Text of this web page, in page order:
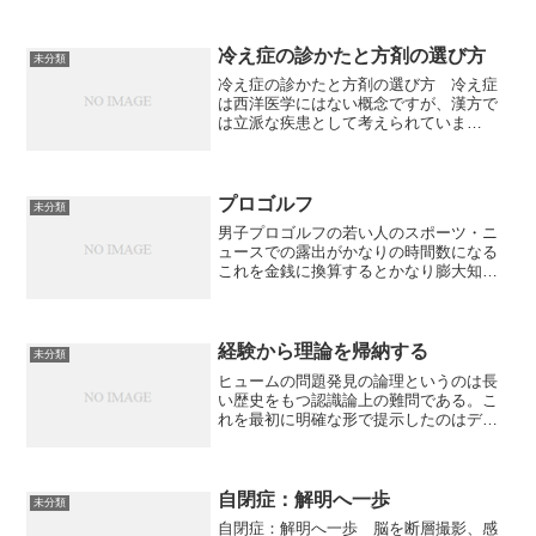
未分類 冷え症の診かたと方剤の選び方
冷え症の診かたと方剤の選び方 冷え症
は西洋医学にはない概念ですが、漢方で
は立派な疾患として考えられていま
ます。そうした姿を見ると、西...
未分類 プロゴルフ
男子プロゴルフの若い人のスポーツ・ニ
ュースでの露出がかなりの時間数になる
これを金銭に換算するとかなり膨大知り
未分類 経験から理論を帰納する
ヒュームの問題発見の論理というのは長
い歴史をもつ認識論上の難問である。こ
れを最初に明確な形で提示したのはデヴ
り、事実と同じように想定...
未分類 自閉症：解明へ一歩
自閉症：解明へ一歩 脳を断層撮影、感